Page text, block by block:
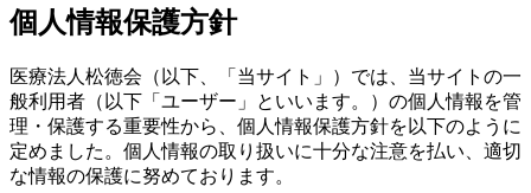
個人情報保護方針
医療法人松徳会（以下、「当サイト」）では、当サイトの一
般利用者（以下「ユーザー」といいます。）の個人情報を管
理・保護する重要性から、個人情報保護方針を以下のように
定めました。個人情報の取り扱いに十分な注意を払い、適切
な情報の保護に努めております。